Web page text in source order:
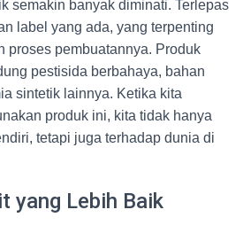
semakin banyak diminati. Terlepas
label yang ada, yang terpenting
proses pembuatannya. Produk
pestisida berbahaya, bahan
sintetik lainnya. Ketika kita
produk ini, kita tidak hanya
tetapi juga terhadap dunia di
yang Lebih Baik